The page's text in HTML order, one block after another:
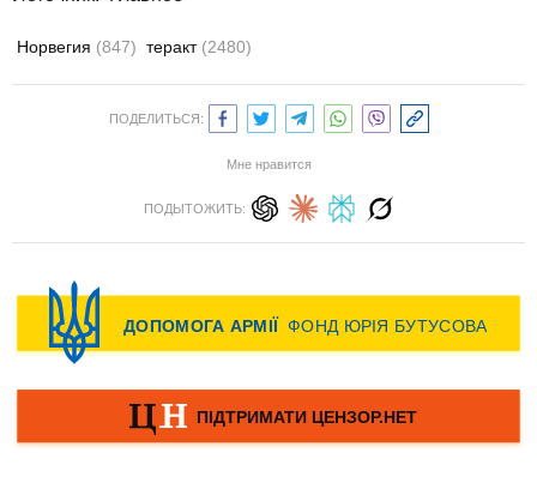
Норвегия (847) теракт (2480)
ПОДЕЛИТЬСЯ:
Мне нравится
ПОДЫТОЖИТЬ: